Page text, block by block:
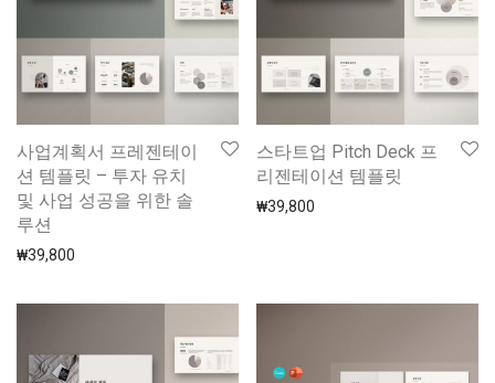
사업계획서 프레젠테이
션 템플릿 – 투자 유치
및 사업 성공을 위한 솔
루션
₩39,800
스타트업 Pitch Deck 프
리젠테이션 템플릿
₩39,800